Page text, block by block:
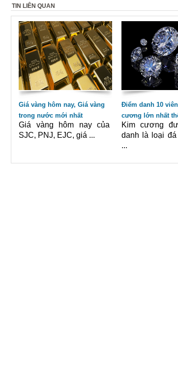
TIN LIÊN QUAN
Giá vàng hôm nay, Giá vàng
trong nước mới nhất
Giá vàng hôm nay của
SJC, PNJ, EJC, giá ...
Điểm danh 10
cương lớn nhất
Kim cương
danh là loại
...